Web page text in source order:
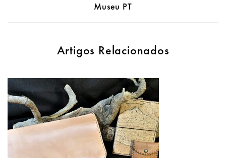
Museu PT
Artigos Relacionados